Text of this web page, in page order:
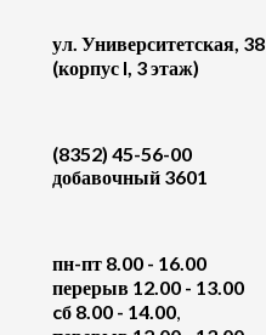
ул. Университетская, 38
(корпус I, 3 этаж)
(8352) 45-56-00
добавочный 3601
пн-пт 8.00 - 16.00
перерыв 12.00 - 13.00
cб 8.00 - 14.00,